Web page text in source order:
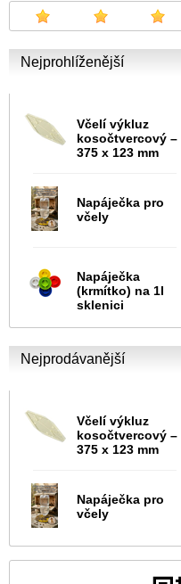
Nejprohlíženější
Včelí výkluz
kosočtvercový –
375 x 123 mm
Napáječka pro
včely
Napáječka
(krmítko) na 1l
sklenici
Nejprodávanější
Včelí výkluz
kosočtvercový –
375 x 123 mm
Napáječka pro
včely